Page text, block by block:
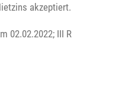
akzeptiert.
02.02.2022; III R